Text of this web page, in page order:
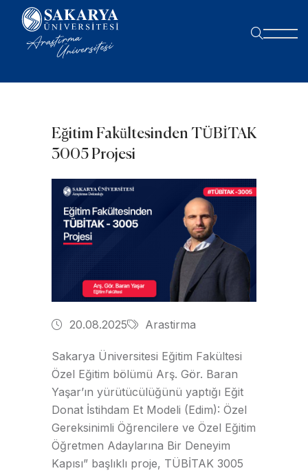
Eğitim Fakültesinden TÜBİTAK
3005 Projesi
20.08.2025 Arastirma
Sakarya Üniversitesi Eğitim Fakültesi
Özel Eğitim bölümü Arş. Gör. Baran
Yaşar’ın yürütücülüğünü yaptığı Eğit
Donat İstihdam Et Modeli (Edim): Özel
Gereksinimli Öğrencilere ve Özel Eğitim
Öğretmen Adaylarına Bir Deneyim
Kapısı” başlıklı proje, TÜBİTAK 3005